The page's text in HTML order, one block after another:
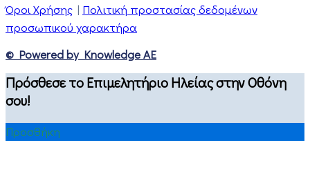
Όροι Χρήσης | Πολιτική προστασίας δεδομένων
προσωπικού χαρακτήρα
© Powered by Knowledge AE
Πρόσθεσε το Επιμελητήριο Ηλείας στην Οθόνη
σου!
Προσθήκη